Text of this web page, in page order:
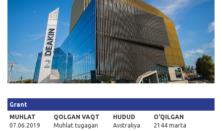
Grant
MUHLAT
07.06.2019
QOLGAN VAQT
Muhlat tugagan
HUDUD
Avstraliya
O'QILGAN
2144 marta